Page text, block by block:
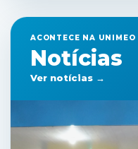
ACONTECE NA UNIMEO
Notícias
Ver notícias →